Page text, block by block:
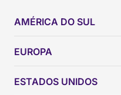
AMÉRICA DO SUL
Brasil
Colômbia
EUROPA
ESTADOS UNIDOS